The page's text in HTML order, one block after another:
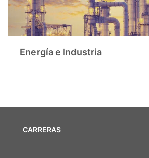
Energía e Industria
CARRERAS